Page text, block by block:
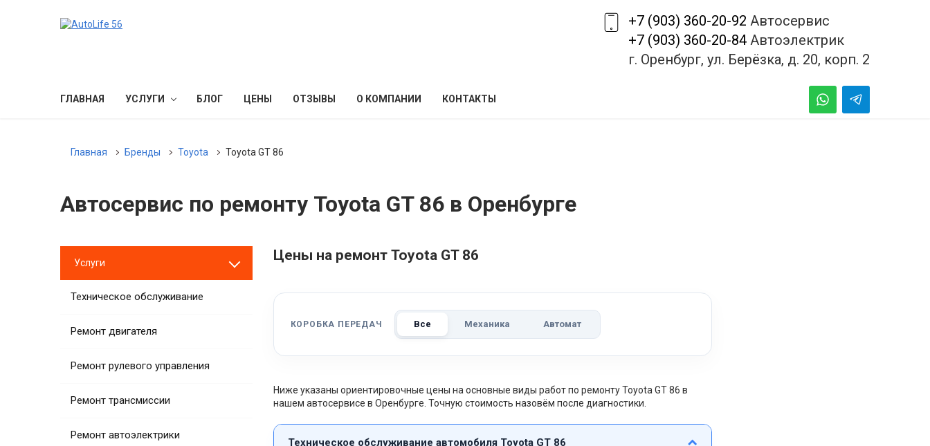
+7 (903) 360-20-92 Автосервис
+7 (903) 360-20-84 Автоэлектрик
г. Оренбург, ул. Берёзка, д. 20, корп. 2
ГЛАВНАЯ УСЛУГИ БЛОГ ЦЕНЫ ОТЗЫВЫ О КОМПАНИИ КОНТАКТЫ
Главная Бренды Toyota Toyota GT 86
Автосервис по ремонту Toyota GT 86 в Оренбурге
Услуги
Техническое обслуживание
Ремонт двигателя
Ремонт рулевого управления
Ремонт трансмиссии
Ремонт автоэлектрики
Цены на ремонт Toyota GT 86
КОРОБКА ПЕРЕДАЧ Все Механика Автомат
Ниже указаны ориентировочные цены на основные виды работ по ремонту Toyota GT 86 в
нашем автосервисе в Оренбурге. Точную стоимость назовём после диагностики.
Техническое обслуживание автомобиля Toyota GT 86